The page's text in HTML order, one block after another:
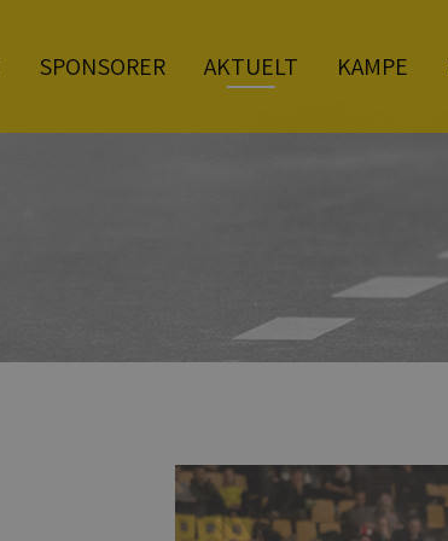
SPONSORER AKTUELT KAMPE